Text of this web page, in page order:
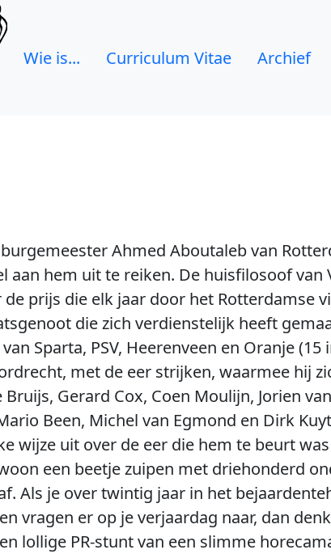
Wie is... Curriculum Vitae Archief
Ahmed Aboutaleb van
aan hem uit te reiken. De huisfilosoof van
prijs die elk jaar door het Rotterdamse
die zich verdienstelijk heeft
Sparta, PSV, Heerenveen en Oranje
met de eer strijken, waarmee hij
Gerard Cox, Coen Moulijn, Jorien
Been, Michel van Egmond en Dirk
wijze uit over de eer die hem te beurt
een beetje zuipen met driehonderd
Als je over twintig jaar in het
vragen er op je verjaardag naar, dan
lollige PR-stunt van een slimme